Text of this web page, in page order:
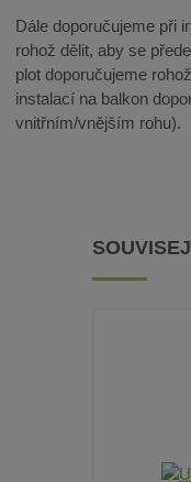
Dále doporučujeme při
rohož dělit, aby se
plot doporučujeme
instalací na balkon
vnitřním/vnějším rohu).